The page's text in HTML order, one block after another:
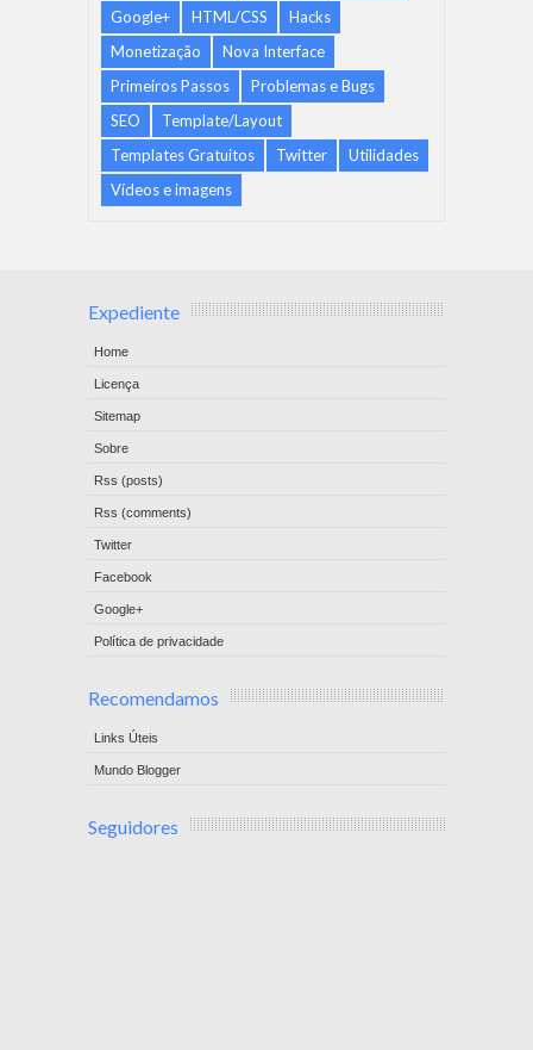
Google+
HTML/CSS
Hacks
Monetização
Nova Interface
Primeiros Passos
Problemas e Bugs
SEO
Template/Layout
Templates Gratuitos
Twitter
Utilidades
Vídeos e imagens
Expediente
Home
Licença
Sitemap
Sobre
Rss (posts)
Rss (comments)
Twitter
Facebook
Google+
Política de privacidade
Recomendamos
Links Úteis
Mundo Blogger
Seguidores